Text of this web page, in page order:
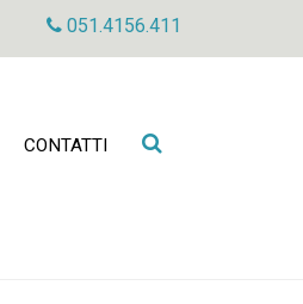
051.4156.411
CONTATTI
Cerca